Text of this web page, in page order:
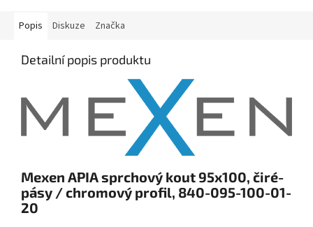
Popis Diskuze Značka
Detailní popis produktu
Mexen APIA sprchový kout 95x100, čiré-
pásy / chromový profil, 840-095-100-01-
20